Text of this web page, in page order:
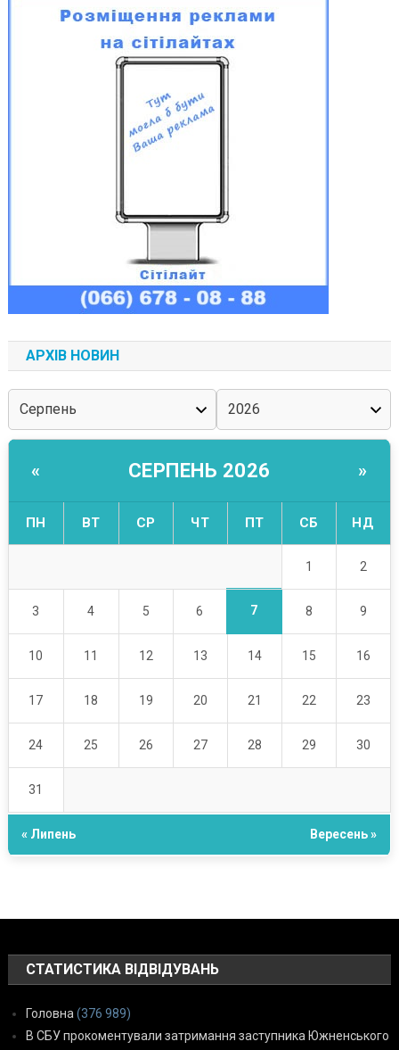
АРХІВ НОВИН
« СЕРПЕНЬ 2026 »
ПН ВТ СР ЧТ ПТ СБ НД
1 2
3 4 5 6 7 8 9
10 11 12 13 14 15 16
17 18 19 20 21 22 23
24 25 26 27 28 29 30
31
« Липень Вересень »
СТАТИСТИКА ВІДВІДУВАНЬ
Головна (376 989)
В СБУ прокоментували затримання заступника Южненського